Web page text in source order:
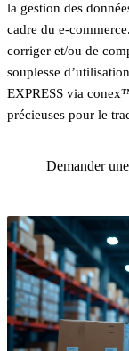
la gestion des
cadre du e-
corriger et/ou de
souplesse
EXPRESS via
précieuses pour le
Demander